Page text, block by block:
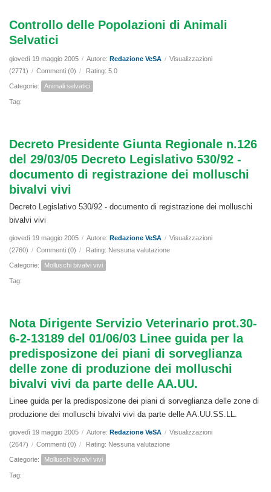
Controllo delle Popolazioni di Animali
Selvatici
giovedì 19 maggio 2005 / Autore: Redazione VeSA / Visualizzazioni
(2771) / Commenti (0) / Rating: 5.0
Categorie: Animali selvatici
Tag:
Decreto Presidente Giunta Regionale n.126
del 29/03/05 Decreto Legislativo 530/92 -
documento di registrazione dei molluschi
bivalvi vivi
Decreto Legislativo 530/92 - documento di registrazione dei molluschi
bivalvi vivi
giovedì 19 maggio 2005 / Autore: Redazione VeSA / Visualizzazioni
(2760) / Commenti (0) / Rating: Nessuna valutazione
Categorie: Molluschi bivalvi vivi
Tag:
Nota Dirigente Servizio Veterinario prot.30-
6-2-13189 del 01/06/03 Linee guida per la
predisposizone dei piani di sorveglianza
delle zone di produzione dei molluschi
bivalvi vivi da parte delle AA.UU.
Linee guida per la predisposizone dei piani di sorveglianza delle zone di
produzione dei molluschi bivalvi vivi da parte delle AA.UU.SS.LL.
giovedì 19 maggio 2005 / Autore: Redazione VeSA / Visualizzazioni
(2647) / Commenti (0) / Rating: Nessuna valutazione
Categorie: Molluschi bivalvi vivi
Tag: